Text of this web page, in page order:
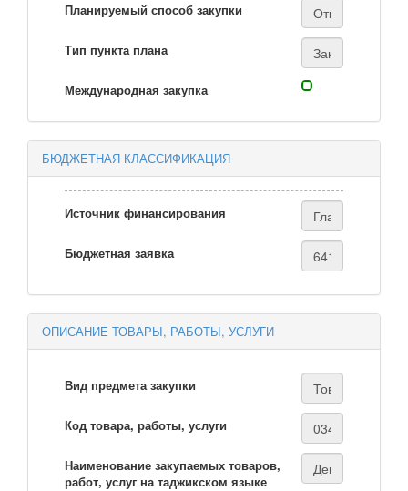
Планируемый способ закупки
Тип пункта плана
Международная закупка
БЮДЖЕТНАЯ КЛАССИФИКАЦИЯ
Источник финансирования
Бюджетная заявка
ОПИСАНИЕ ТОВАРЫ, РАБОТЫ, УСЛУГИ
Вид предмета закупки
Код товара, работы, услуги
Наименование закупаемых товаров,
работ, услуг на таджикском языке